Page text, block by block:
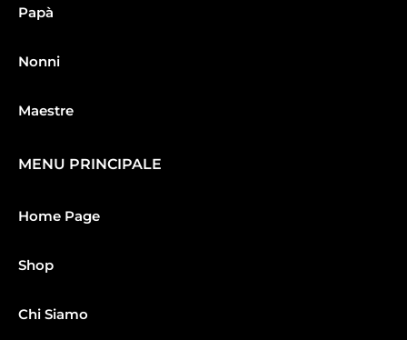
Papà
Nonni
Maestre
MENU PRINCIPALE
Home Page
Shop
Chi Siamo